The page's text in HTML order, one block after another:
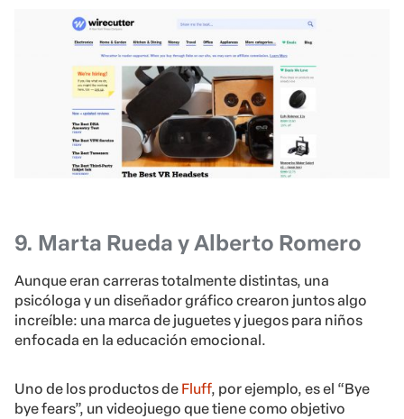
9. Marta Rueda y Alberto Romero
Aunque eran carreras totalmente distintas, una
psicóloga y un diseñador gráfico crearon juntos algo
increíble: una marca de juguetes y juegos para niños
enfocada en la educación emocional.
Uno de los productos de Fluff, por ejemplo, es el “Bye
bye fears”, un videojuego que tiene como objetivo